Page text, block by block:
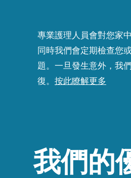
專業護理人員會對您家
同時我們會定期檢查您
題。一旦發生意外，我
復。 按此瞭解更多
我們的